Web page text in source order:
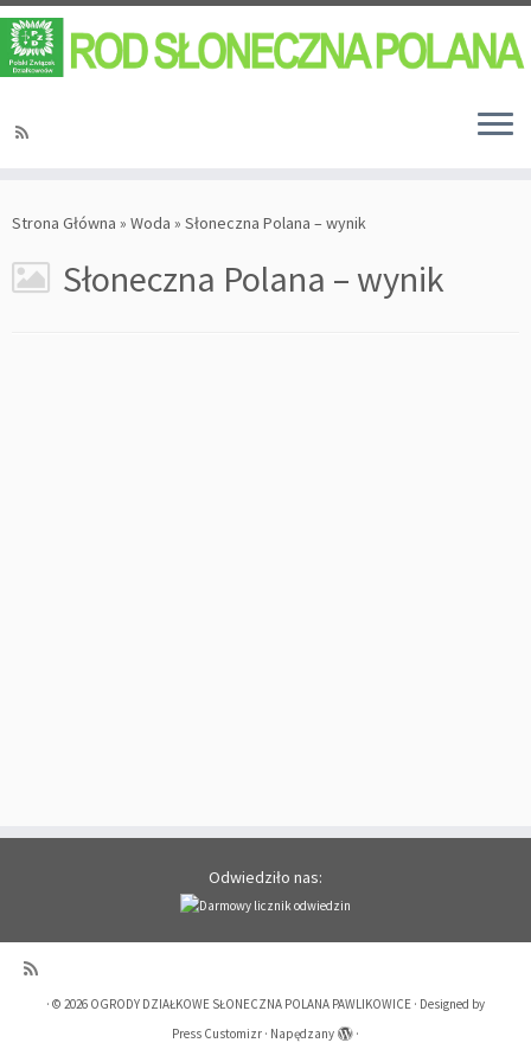
Strona Główna » Woda » Słoneczna Polana – wynik
Słoneczna Polana – wynik
Odwiedziło nas:
· © 2026 OGRODY DZIAŁKOWE SŁONECZNA POLANA PAWLIKOWICE · Designed by
Press Customizr · Napędzany ·